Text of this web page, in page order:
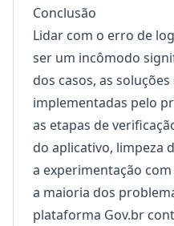
Conclusão
Lidar com o erro de
ser um incômodo
dos casos, as
implementadas pelo
as etapas de
do aplicativo, limpeza
a experimentação
a maioria dos
plataforma Gov.br